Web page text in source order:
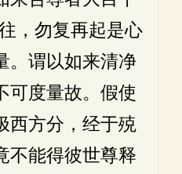
，勿复再起是心
。谓以如来清净
可度量故。假使
西方分，经于殑
不能得彼世尊释